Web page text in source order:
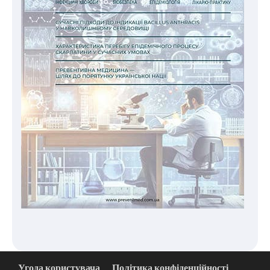
Угода користувача Політика конфіденційності